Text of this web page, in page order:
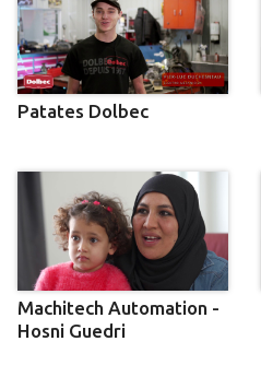
Patates Dolbec
Machitech Automation -
Hosni Guedri